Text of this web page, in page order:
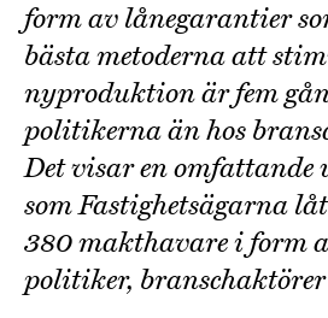
form av lånegarantier
bästa metoderna att
nyproduktion är fem
politikerna än hos
Det visar en omfattande
som Fastighetsägarna
380 makthavare i form
politiker, branschaktörer